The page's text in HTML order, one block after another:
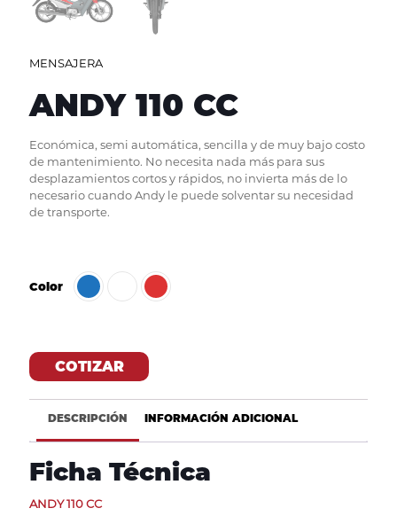
MENSAJERA
ANDY 110 CC
Económica, semi automática, sencilla y de muy bajo costo
de mantenimiento. No necesita nada más para sus
desplazamientos cortos y rápidos, no invierta más de lo
necesario cuando Andy le puede solventar su necesidad
de transporte.
Color
COTIZAR
DESCRIPCIÓN INFORMACIÓN ADICIONAL
Ficha Técnica
ANDY 110 CC